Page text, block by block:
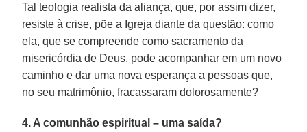
Tal teologia realista da aliança, que, por assim dizer,
resiste à crise, põe a Igreja diante da questão: como
ela, que se compreende como sacramento da
misericórdia de Deus, pode acompanhar em um novo
caminho e dar uma nova esperança a pessoas que,
no seu matrimônio, fracassaram dolorosamente?
4. A comunhão espiritual – uma saída?